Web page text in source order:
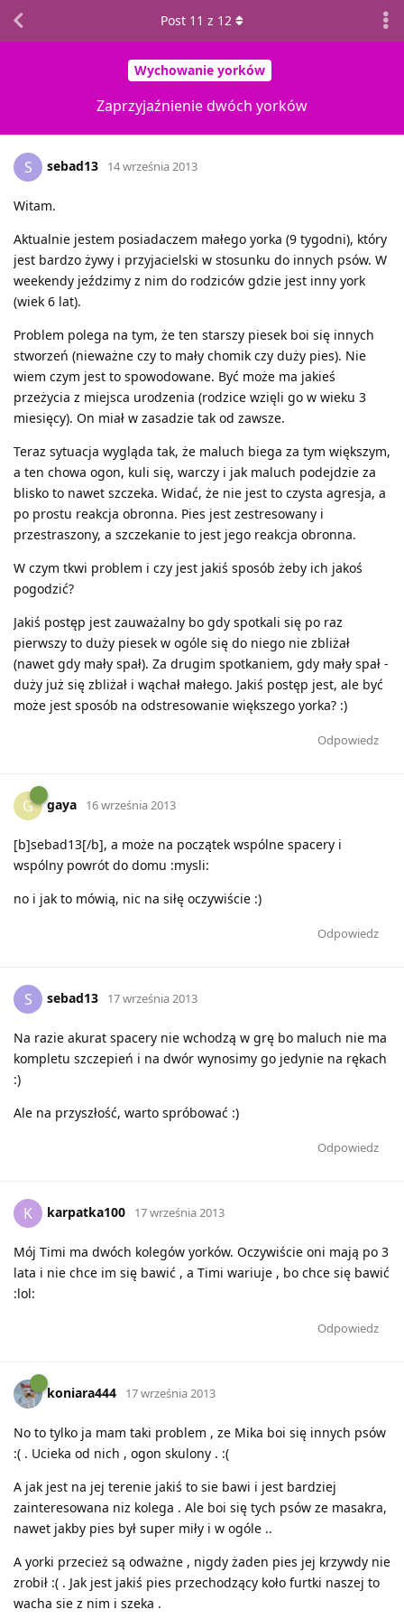
Wychowanie yorków
Zaprzyjaźnienie dwóch yorków
Post 11 z 12
S sebad13 14 września 2013
Witam.
Aktualnie jestem posiadaczem małego yorka (9 tygodni), który
jest bardzo żywy i przyjacielski w stosunku do innych psów. W
weekendy jeździmy z nim do rodziców gdzie jest inny york
(wiek 6 lat).
Problem polega na tym, że ten starszy piesek boi się innych
stworzeń (nieważne czy to mały chomik czy duży pies). Nie
wiem czym jest to spowodowane. Być może ma jakieś
przeżycia z miejsca urodzenia (rodzice wzięli go w wieku 3
miesięcy). On miał w zasadzie tak od zawsze.
Teraz sytuacja wygląda tak, że maluch biega za tym większym,
a ten chowa ogon, kuli się, warczy i jak maluch podejdzie za
blisko to nawet szczeka. Widać, że nie jest to czysta agresja, a
po prostu reakcja obronna. Pies jest zestresowany i
przestraszony, a szczekanie to jest jego reakcja obronna.
W czym tkwi problem i czy jest jakiś sposób żeby ich jakoś
pogodzić?
Jakiś postęp jest zauważalny bo gdy spotkali się po raz
pierwszy to duży piesek w ogóle się do niego nie zbliżał
(nawet gdy mały spał). Za drugim spotkaniem, gdy mały spał -
duży już się zbliżał i wąchał małego. Jakiś postęp jest, ale być
może jest sposób na odstresowanie większego yorka? :)
Odpowiedz
G gaya 16 września 2013
[b]sebad13[/b], a może na początek wspólne spacery i
wspólny powrót do domu :mysli:
no i jak to mówią, nic na siłę oczywiście :)
Odpowiedz
S sebad13 17 września 2013
Na razie akurat spacery nie wchodzą w grę bo maluch nie ma
kompletu szczepień i na dwór wynosimy go jedynie na rękach
:)
Ale na przyszłość, warto spróbować :)
Odpowiedz
K karpatka100 17 września 2013
Mój Timi ma dwóch kolegów yorków. Oczywiście oni mają po 3
lata i nie chce im się bawić , a Timi wariuje , bo chce się bawić
:lol:
Odpowiedz
koniara444 17 września 2013
No to tylko ja mam taki problem , ze Mika boi się innych psów
:( . Ucieka od nich , ogon skulony . :(
A jak jest na jej terenie jakiś to sie bawi i jest bardziej
zainteresowana niz kolega . Ale boi się tych psów ze masakra,
nawet jakby pies był super miły i w ogóle ..
A yorki przecież są odważne , nigdy żaden pies jej krzywdy nie
zrobił :( . Jak jest jakiś pies przechodzący koło furtki naszej to
wacha sie z nim i szeka .